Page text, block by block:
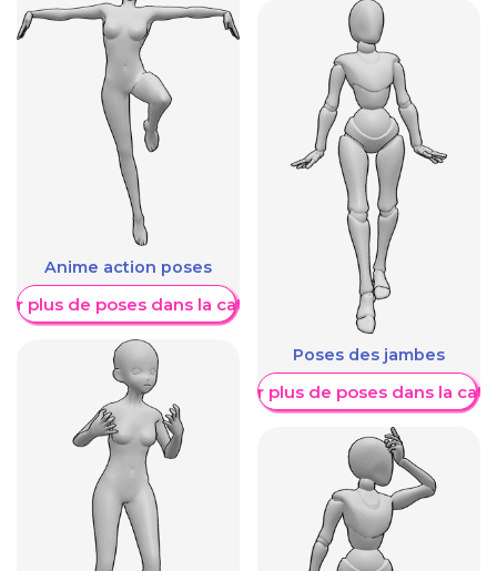
Anime action poses
plus de poses dans la catégorie
Poses des jambes
Afficher plus de poses dans la